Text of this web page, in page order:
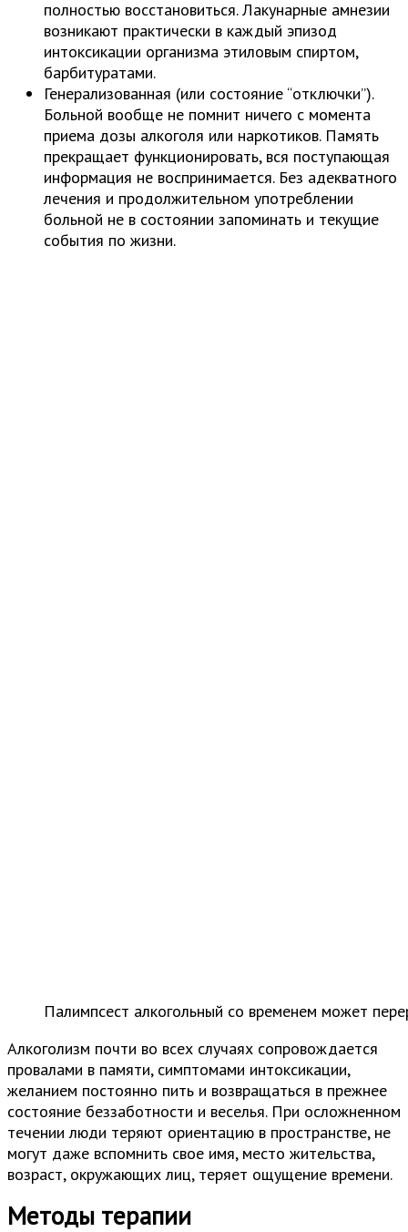
полностью восстановиться. Лакунарные амнезии
возникают практически в каждый эпизод
интоксикации организма этиловым спиртом,
барбитуратами.
Генерализованная (или состояние “отключки”).
Больной вообще не помнит ничего с момента
приема дозы алкоголя или наркотиков. Память
прекращает функционировать, вся поступающая
информация не воспринимается. Без адекватного
лечения и продолжительном употреблении
больной не в состоянии запоминать и текущие
события по жизни.
Палимпсест алкогольный со временем может
Алкоголизм почти во всех случаях сопровождается
провалами в памяти, симптомами интоксикации,
желанием постоянно пить и возвращаться в прежнее
состояние беззаботности и веселья. При осложненном
течении люди теряют ориентацию в пространстве, не
могут даже вспомнить свое имя, место жительства,
возраст, окружающих лиц, теряет ощущение времени.
Методы терапии